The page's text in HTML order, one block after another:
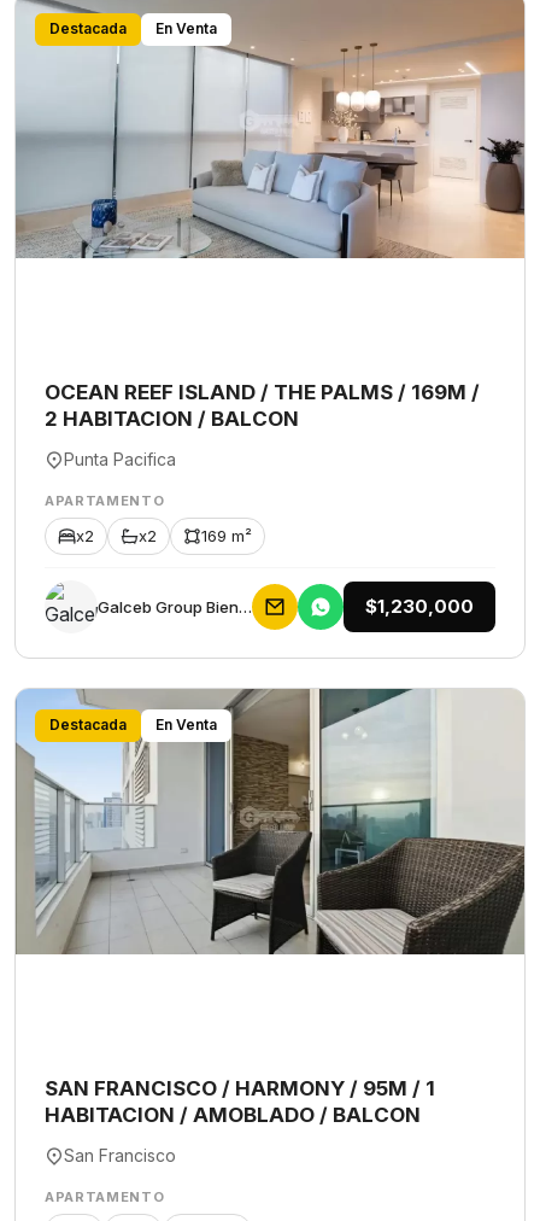
Destacada En Venta
OCEAN REEF ISLAND / THE PALMS / 169M /
2 HABITACION / BALCON
Punta Pacifica
APARTAMENTO
x2 x2 169 m²
Galceb Group Bienes Raices $1,230,000
Destacada En Venta
SAN FRANCISCO / HARMONY / 95M / 1
HABITACION / AMOBLADO / BALCON
San Francisco
APARTAMENTO